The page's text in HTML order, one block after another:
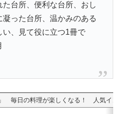
台所、便利な台所、おし
った台所、温かみのある
い、見て役に立つ1冊で
毎日の料理が楽しくなる！ 人気イン